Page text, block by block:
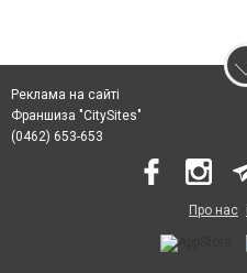
Реклама на сайті
Франшиза "CitySites"
(0462) 653-653
Про нас